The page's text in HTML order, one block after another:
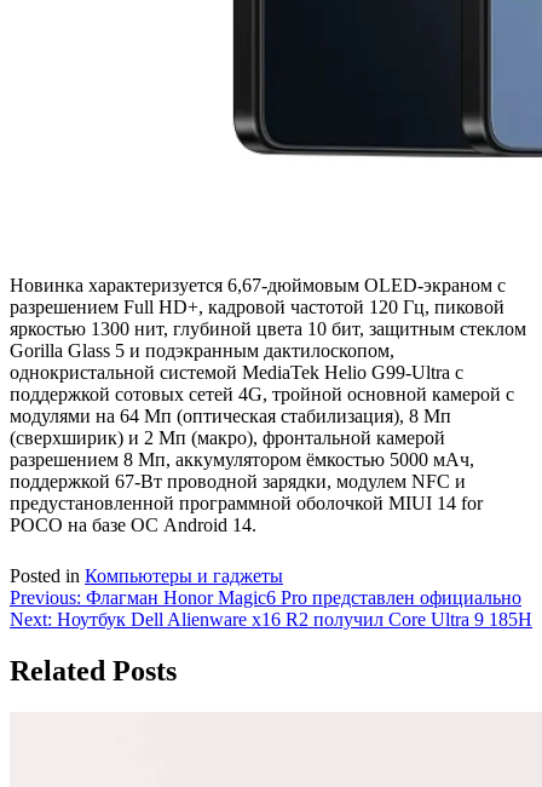
Новинка характеризуется 6,67-дюймовым OLED-экраном с
разрешением Full HD+, кадровой частотой 120 Гц, пиковой
яркостью 1300 нит, глубиной цвета 10 бит, защитным стеклом
Gorilla Glass 5 и подэкранным дактилоскопом,
однокристальной системой MediaTek Helio G99-Ultra с
поддержкой сотовых сетей 4G, тройной основной камерой с
модулями на 64 Мп (оптическая стабилизация), 8 Мп
(сверхширик) и 2 Мп (макро), фронтальной камерой
разрешением 8 Мп, аккумулятором ёмкостью 5000 мАч,
поддержкой 67-Вт проводной зарядки, модулем NFC и
предустановленной программной оболочкой MIUI 14 for
POCO на базе ОС Android 14.
Posted in Компьютеры и гаджеты
Навигация
по
записям
Previous: Флагман Honor Magic6 Pro представлен официально
Next: Ноутбук Dell Alienware x16 R2 получил Core Ultra 9 185H
Related Posts